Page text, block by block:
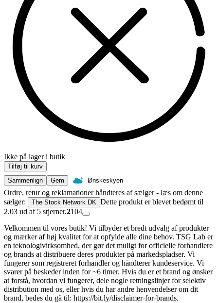
Ikke på lager i butik
Tilføj til kurv
Sammenlign
Gem Ønskeskyen
Ordre, retur og reklamationer håndteres af sælger - læs om denne
sælger:
The Stock Network DK Dette produkt er blevet bedømt til
2.03 ud af 5 stjerner.2104
Velkommen til vores butik! Vi tilbyder et bredt udvalg af produkter
og mærker af høj kvalitet for at opfylde alle dine behov. TSG Lab er
en teknologivirksomhed, der gør det muligt for officielle forhandlere
og brands at distribuere deres produkter på markedspladser. Vi
fungerer som registreret forhandler og håndterer kundeservice. Vi
svarer på beskeder inden for ~6 timer. Hvis du er et brand og ønsker
at forstå, hvordan vi fungerer, dele nogle retningslinjer for selektiv
distribution med os, eller hvis du har andre henvendelser om dit
brand, bedes du gå til: https://bit.ly/disclaimer-for-brands.